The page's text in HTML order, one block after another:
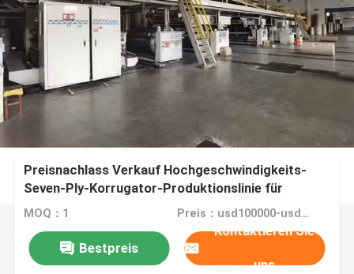
Preisnachlass Verkauf Hochgeschwindigkeits-
Seven-Ply-Korrugator-Produktionslinie für
Marquip Ward
MOQ：1 Preis：usd100000-usd000000
Bestpreis
Kontaktieren Sie
uns